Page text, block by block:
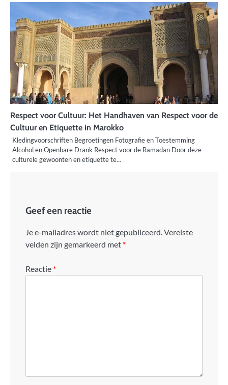
Respect voor Cultuur: Het Handhaven van Respect voor de
Cultuur en Etiquette in Marokko
Kledingvoorschriften Begroetingen Fotografie en Toestemming
Alcohol en Openbare Drank Respect voor de Ramadan Door deze
culturele gewoonten en etiquette te…
Geef een reactie
Je e-mailadres wordt niet gepubliceerd. Vereiste
velden zijn gemarkeerd met *
Reactie *